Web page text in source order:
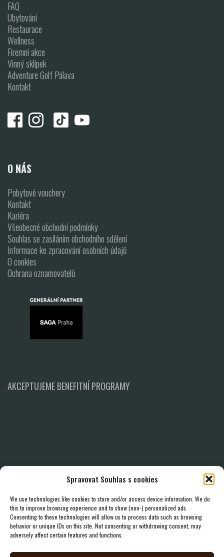
Spravovat Souhlas s cookies
We use technologies like cookies to store and/or access device information. We do
this to improve browsing experience and to show (non-) personalized ads.
Consenting to these technologies will allow us to process data such as browsing
behavior or unique IDs on this site. Not consenting or withdrawing consent, may
adversely affect certain features and functions.
FAQ
Ubytování
Restaurace
Wellness
Firemní akce
Vinný sklípek
Adventure Golf Pálava
Kontakt
O NÁS
Pobytové vouchery
Kontakt
Kariéra
Všeobecné obchodní podmínky
Souhlas se zasíláním obchodního sdělení
Informace ke zpracování osobních údajů
O cookies
Ochrana oznamovatelů
AKCEPTUJEME BENEFITNÍ PROGRAMY